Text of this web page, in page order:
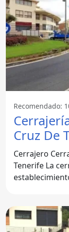
Recomendado:
Cruz De
Cerrajero
Tenerife La cerrajería Huerchico es un